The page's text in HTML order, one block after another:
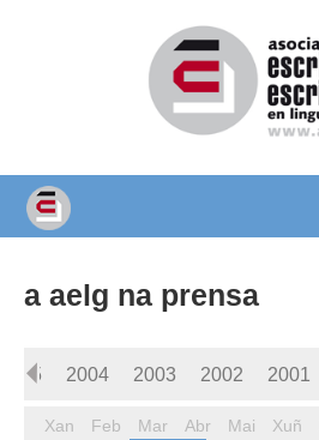
a aelg na prensa
2005 2004 2003 2002 2001
Xan Feb Mar Abr Mai Xuñ